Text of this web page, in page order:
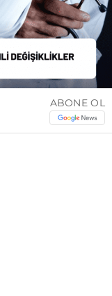
ABONE OL